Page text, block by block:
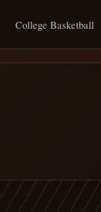
College Basketball